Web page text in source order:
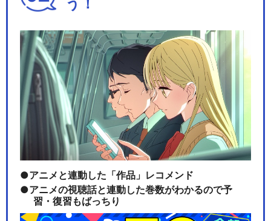
う！
アニメと連動した「作品」レコメンド
アニメの視聴話と連動した巻数がわかるので予
習・復習もばっちり